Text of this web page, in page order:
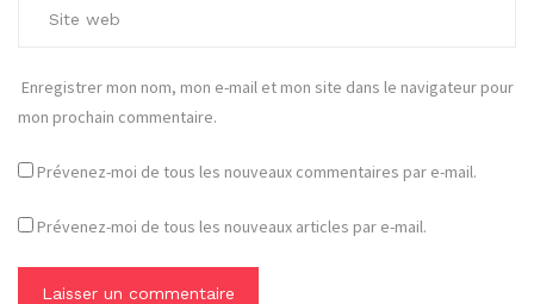
Enregistrer mon nom, mon e-mail et mon site dans le navigateur pour
mon prochain commentaire.
Prévenez-moi de tous les nouveaux commentaires par e-mail.
Prévenez-moi de tous les nouveaux articles par e-mail.